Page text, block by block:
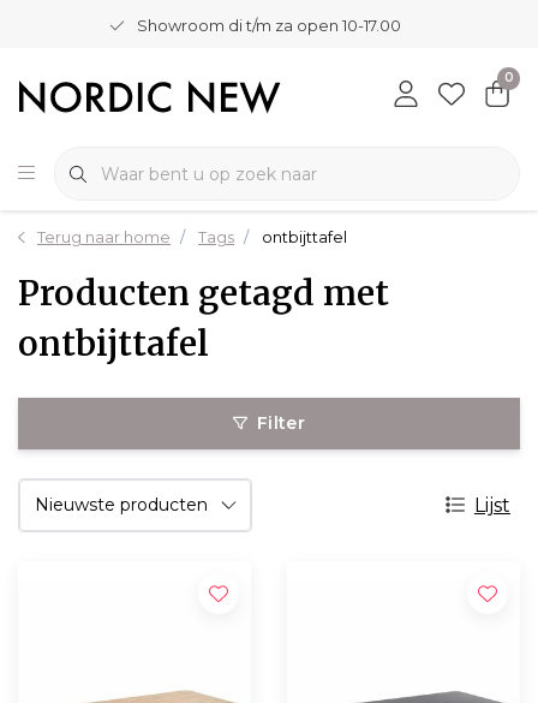
Showroom di t/m za open 10-17.00
0
Terug naar home Tags ontbijttafel
Producten getagd met
ontbijttafel
Filter
Lijst